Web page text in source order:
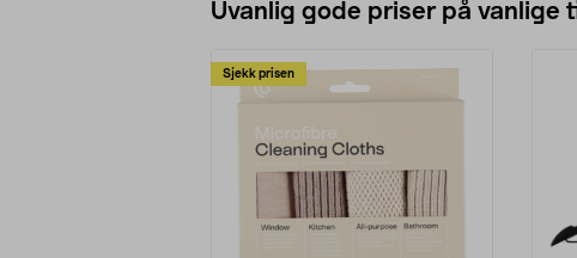
Uvanlig gode priser på vanlige
Sjekk prisen